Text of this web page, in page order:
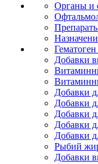
Органы и
Добавки
Добавки
Добавки
Добавки
Добавки
Добавки
Рыбий
Добавки